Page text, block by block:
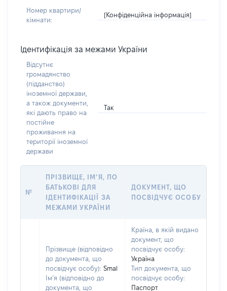
Номер квартири/
кімнати:
[Конфіденційна інформація]
Ідентифікація за межами України
Відсутнє
громадянство
(підданство)
іноземної держави,
а також документи,
які дають право на
постійне
проживання на
території іноземної
держави
Так
№
ПРІЗВИЩЕ, ІМ’Я, ПО
БАТЬКОВІ ДЛЯ
ІДЕНТИФІКАЦІЇ ЗА
МЕЖАМИ УКРАЇНИ
ДОКУМЕНТ, ЩО
ПОСВІДЧУЄ ОСОБУ
Прізвище (відповідно
до документа, що
посвідчує особу): Smal
Ім’я (відповідно до
документа, що
Країна, в якій видано
документ, що
посвідчує особу:
Україна
Тип документа, що
посвідчує особу:
Паспорт